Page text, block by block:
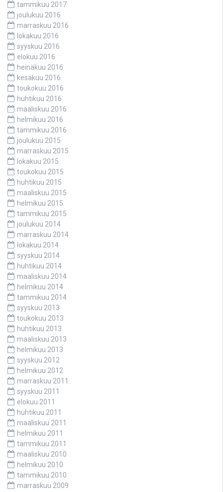
tammikuu 2017
joulukuu 2016
marraskuu 2016
lokakuu 2016
syyskuu 2016
elokuu 2016
heinäkuu 2016
kesäkuu 2016
toukokuu 2016
huhtikuu 2016
maaliskuu 2016
helmikuu 2016
tammikuu 2016
joulukuu 2015
marraskuu 2015
lokakuu 2015
toukokuu 2015
huhtikuu 2015
maaliskuu 2015
helmikuu 2015
tammikuu 2015
joulukuu 2014
marraskuu 2014
lokakuu 2014
syyskuu 2014
huhtikuu 2014
maaliskuu 2014
helmikuu 2014
tammikuu 2014
syyskuu 2013
toukokuu 2013
huhtikuu 2013
maaliskuu 2013
helmikuu 2013
syyskuu 2012
helmikuu 2012
marraskuu 2011
syyskuu 2011
elokuu 2011
huhtikuu 2011
maaliskuu 2011
helmikuu 2011
tammikuu 2011
maaliskuu 2010
helmikuu 2010
tammikuu 2010
marraskuu 2009